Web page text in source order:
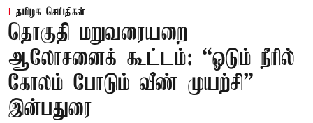
தமிழக செய்திகள்
தொகுதி மறுவரையறை
ஆலோசனைக் கூட்டம்: “ஓடும் நீரில்
கோலம் போடும் வீண் முயற்சி” –
இன்பதுரை